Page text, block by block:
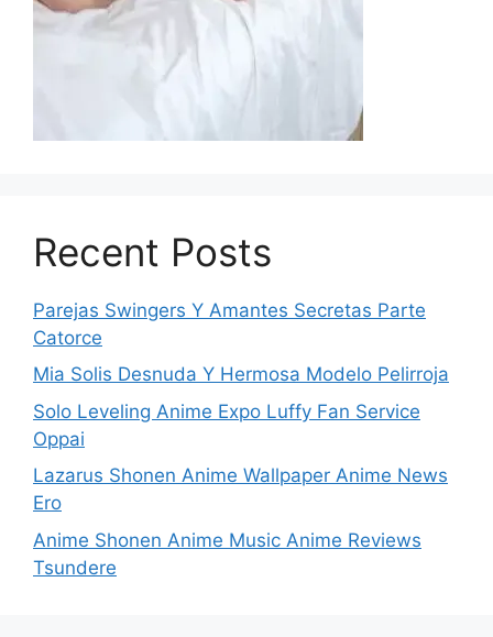
Recent Posts
Parejas Swingers Y Amantes Secretas Parte
Catorce
Mia Solis Desnuda Y Hermosa Modelo Pelirroja
Solo Leveling Anime Expo Luffy Fan Service
Oppai
Lazarus Shonen Anime Wallpaper Anime News
Ero
Anime Shonen Anime Music Anime Reviews
Tsundere